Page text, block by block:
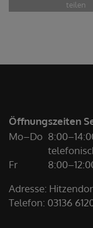
im BEGEGNUNGSzentrum
Öffnungszeiten
Mo–Do
Fr
Adresse:
Telefon: 03136